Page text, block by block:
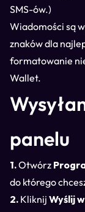
SMS-ów.)
Wiadomości są
znaków dla
formatowanie
Wallet.
panelu
1.Otwórz
do którego
2. Kliknij Wyślij